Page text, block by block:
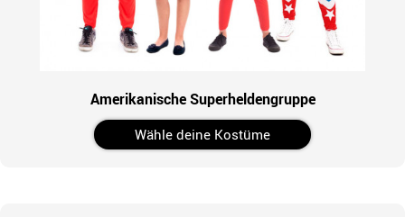
Amerikanische Superheldengruppe
Wähle deine Kostüme